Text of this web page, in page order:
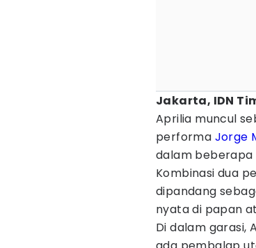
Jakarta, IDN
Aprilia muncul
performa Jorge
dalam beberapa
Kombinasi dua
dipandang
nyata di papan
Di dalam garasi,